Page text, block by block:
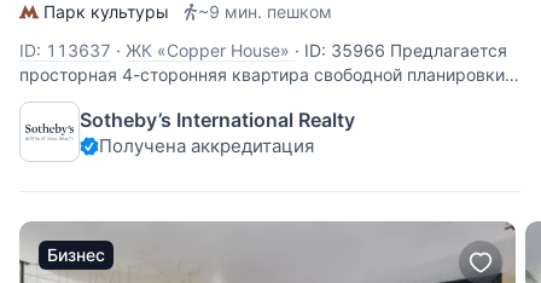
Парк культуры
~9 мин. пешком
ID: 113637 · ЖК «Copper House» · ID: 35966 Предлагается
просторная 4-сторонняя квартира свободной планировки в
клубном доме. В квартире 14 окон, высокие потолки,
собственный лифт. В подъезде всего 5 квартир, есть
машино-места в подземном паркинге. Подземный паркинг,
Sotheby’s International Realty
Получена аккредитация
Бизнес